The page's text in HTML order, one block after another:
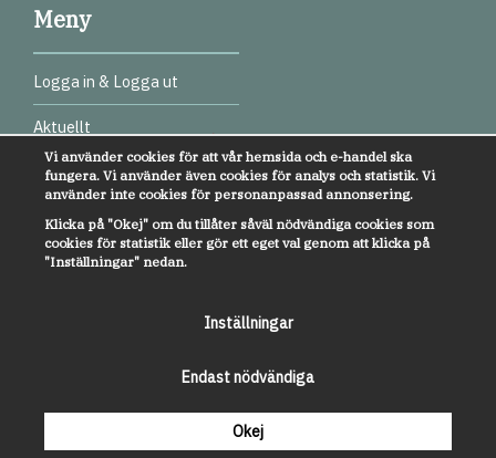
Meny
Logga in & Logga ut
Aktuellt
Digitala test
Webbinarier
Övrigt
Vi använder cookies för att vår hemsida och e-handel ska
fungera. Vi använder även cookies för analys och statistik. Vi
använder inte cookies för personanpassad annonsering.
Klicka på "Okej" om du tillåter såväl nödvändiga cookies som
cookies för statistik eller gör ett eget val genom att klicka på
"Inställningar" nedan.
Inställningar
Endast nödvändiga
Okej